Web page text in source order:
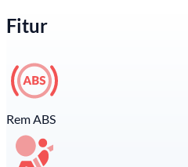
Fitur
Rem ABS